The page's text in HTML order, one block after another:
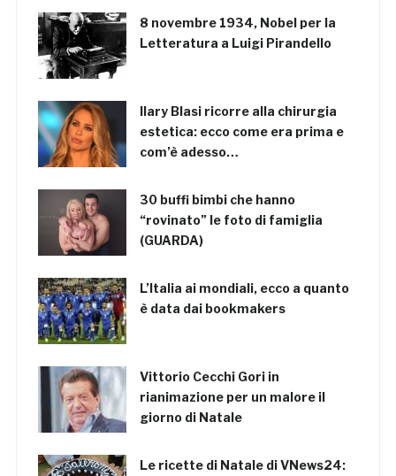
8 novembre 1934, Nobel per la
Letteratura a Luigi Pirandello
Ilary Blasi ricorre alla chirurgia
estetica: ecco come era prima e
com’è adesso…
30 buffi bimbi che hanno
“rovinato” le foto di famiglia
(GUARDA)
L’Italia ai mondiali, ecco a quanto
è data dai bookmakers
Vittorio Cecchi Gori in
rianimazione per un malore il
giorno di Natale
Le ricette di Natale di VNews24: